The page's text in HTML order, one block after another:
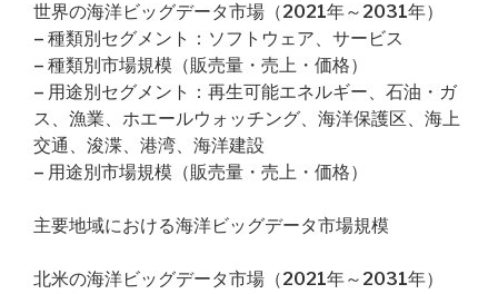
世界の海洋ビッグデータ市場（2021年～2031年）
– 種類別セグメント：ソフトウェア、サービス
– 種類別市場規模（販売量・売上・価格）
– 用途別セグメント：再生可能エネルギー、石油・ガ
ス、漁業、ホエールウォッチング、海洋保護区、海上
交通、浚渫、港湾、海洋建設
– 用途別市場規模（販売量・売上・価格）
主要地域における海洋ビッグデータ市場規模
北米の海洋ビッグデータ市場（2021年～2031年）